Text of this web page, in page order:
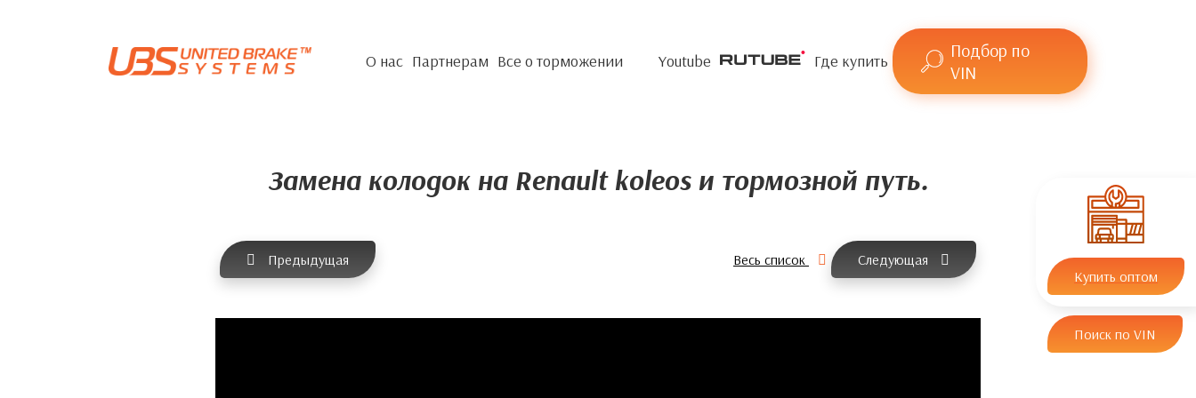
О нас Партнерам Все о торможении Youtube Где купить
Подбор по
VIN
Замена колодок на Renault koleos и тормозной путь.
Предыдущая Весь список Следующая
Купить оптом
Поиск по VIN